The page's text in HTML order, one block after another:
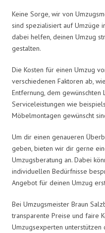
Keine Sorge, wir von
sind spezialisiert auf Umzüge
dabei helfen, deinen Umzug
gestalten.
Die Kosten für einen Umzug
verschiedenen Faktoren ab,
Entfernung, dem gewünschten
Serviceleistungen wie
Möbelmontagen gewünscht
Um dir einen genaueren
geben, bieten wir dir gerne
Umzugsberatung an. Dabei
individuellen Bedürfnisse
Angebot für deinen Umzug
Bei Umzugsmeister Braun
transparente Preise und faire
Umzugsexperten unterstützen